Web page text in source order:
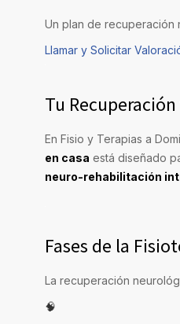
Un plan de recuperación
Llamar y Solicitar
Tu
En Fisio y Terapias a
en casa está diseñado
neuro-rehabilitación
Fases de la
La recuperación
🧠